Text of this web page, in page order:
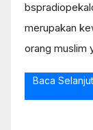
merupakan
orang muslim
Baca